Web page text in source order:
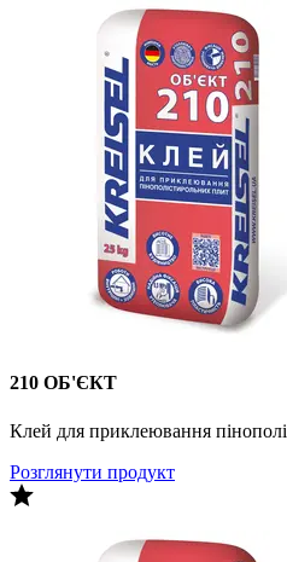
210 ОБ'ЄКТ
Клей для приклеювання
Розглянути продукт